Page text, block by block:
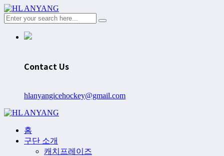
Contact Us
hlanyangicehockey@gmail.com
홈
구단 소개
캐치프레이즈